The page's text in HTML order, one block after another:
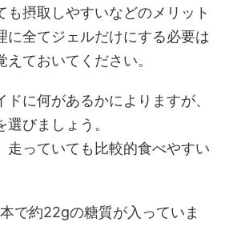
も摂取しやすいなどのメリット
に全てジェルだけにする必要は
えておいてください。
に何があるかによりますが、
びましょう。
走っていても比較的食べやすい
で約22gの糖質が入っていま